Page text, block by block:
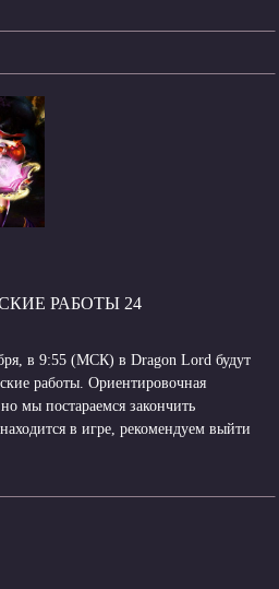
РАБОТЫ 24
в 9:55 (МСК) в Dragon Lord будут
работы. Ориентировочная
мы постараемся закончить
в игре, рекомендуем выйти